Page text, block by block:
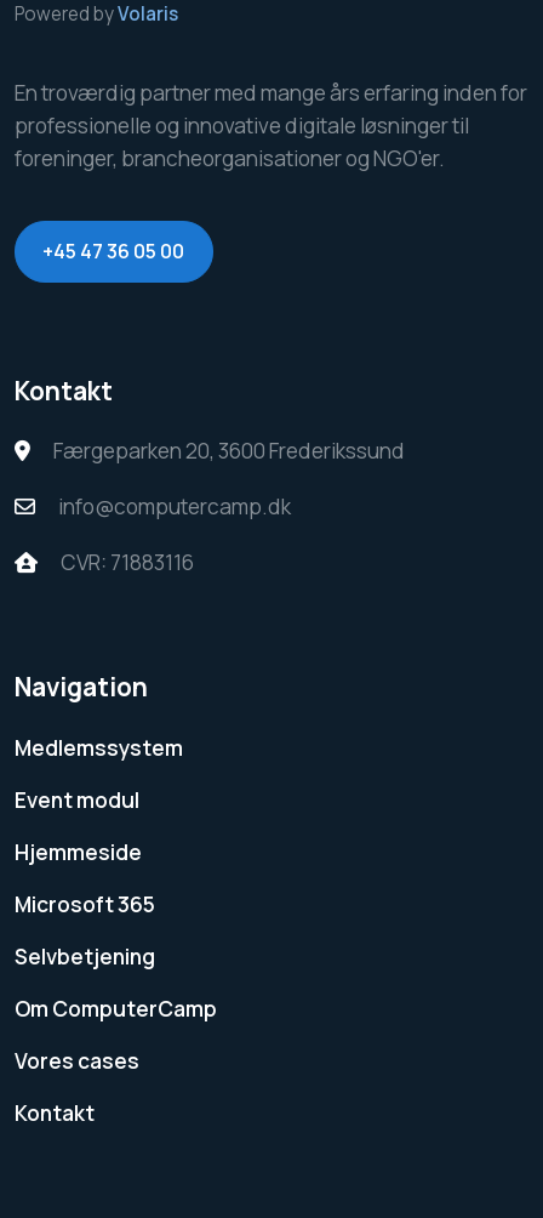
Powered byVolaris
En troværdig partner med mange års erfaring inden for
professionelle og innovative digitale løsninger til
foreninger, brancheorganisationer og NGO'er.
+45 47 36 05 00
Kontakt
Færgeparken 20, 3600 Frederikssund
info@computercamp.dk
CVR: 71883116
Navigation
Medlemssystem
Event modul
Hjemmeside
Microsoft 365
Selvbetjening
Om ComputerCamp
Vores cases
Kontakt